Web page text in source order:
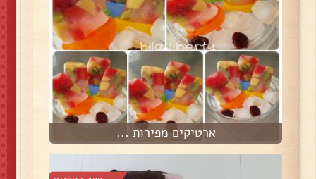
ארטיקים מפירות ...